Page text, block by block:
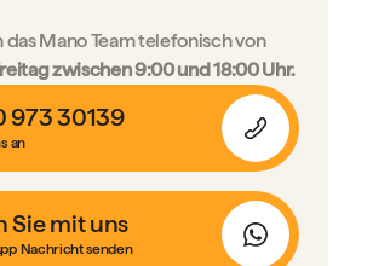
Mano Team telefonisch von
zwischen 9:00 und 18:00 Uhr.
973 30139
an
Sie mit uns
Nachricht senden